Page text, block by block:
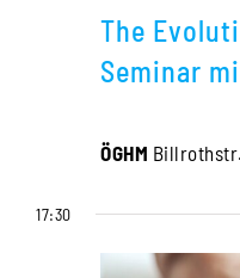
The
Seminar
ÖGHM
17:30